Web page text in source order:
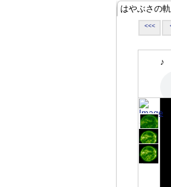
はやぶさの
<<<
♪